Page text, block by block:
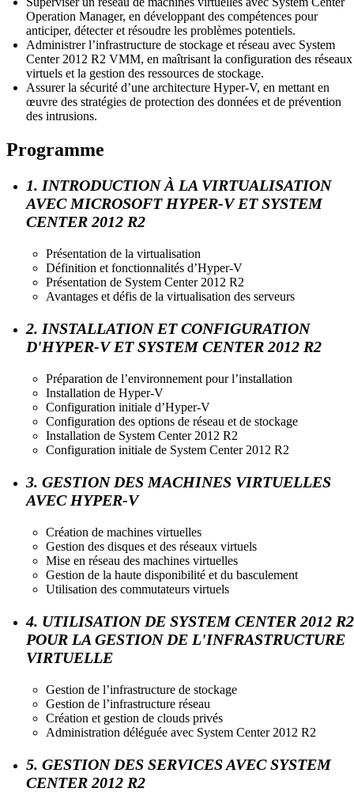
Operation Manager, en développant des compétences pour
anticiper, détecter et résoudre les problèmes potentiels.
Administrer l’infrastructure de stockage et réseau avec System
Center 2012 R2 VMM, en maîtrisant la configuration des réseaux
virtuels et la gestion des ressources de stockage.
Assurer la sécurité d’une architecture Hyper-V, en mettant en
œuvre des stratégies de protection des données et de prévention
des intrusions.
Programme
1. INTRODUCTION À LA VIRTUALISATION
AVEC MICROSOFT HYPER-V ET SYSTEM
CENTER 2012 R2
Présentation de la virtualisation
Définition et fonctionnalités d’Hyper-V
Présentation de System Center 2012 R2
Avantages et défis de la virtualisation des serveurs
2. INSTALLATION ET CONFIGURATION
D'HYPER-V ET SYSTEM CENTER 2012 R2
Préparation de l’environnement pour l’installation
Installation de Hyper-V
Configuration initiale d’Hyper-V
Configuration des options de réseau et de stockage
Installation de System Center 2012 R2
Configuration initiale de System Center 2012 R2
3. GESTION DES MACHINES VIRTUELLES
AVEC HYPER-V
Création de machines virtuelles
Gestion des disques et des réseaux virtuels
Mise en réseau des machines virtuelles
Gestion de la haute disponibilité et du basculement
Utilisation des commutateurs virtuels
4. UTILISATION DE SYSTEM CENTER 2012 R2
POUR LA GESTION DE L'INFRASTRUCTURE
VIRTUELLE
Gestion de l’infrastructure de stockage
Gestion de l’infrastructure réseau
Création et gestion de clouds privés
Administration déléguée avec System Center 2012 R2
5. GESTION DES SERVICES AVEC SYSTEM
CENTER 2012 R2